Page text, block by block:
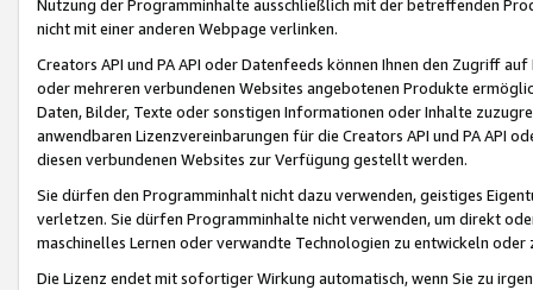
Nutzung der Programminhalte ausschließlich mit der betreffenden
nicht mit einer anderen Webpage verlinken.
Creators API und PA API oder Datenfeeds können Ihnen den Zugriff
oder mehreren verbundenen Websites angebotenen Produkte
Daten, Bilder, Texte oder sonstigen Informationen oder Inhalte
anwendbaren Lizenzvereinbarungen für die Creators API und PA API
diesen verbundenen Websites zur Verfügung gestellt werden.
Sie dürfen den Programminhalt nicht dazu verwenden, geistiges
verletzen. Sie dürfen Programminhalte nicht verwenden, um direkt
maschinelles Lernen oder verwandte Technologien zu entwickeln
Die Lizenz endet mit sofortiger Wirkung automatisch, wenn Sie zu